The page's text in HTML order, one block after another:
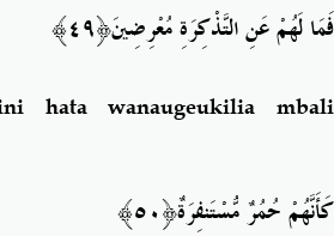
فَمَا لَهُمْ عَنِ التَّذْكِرَةِ مُعْرِضِينَ﴿٤٩﴾
hata wanaugeukilia mbali
كَأَنَّهُمْ حُمُرٌ مُّسْتَنفِرَةٌ﴿٥٠﴾